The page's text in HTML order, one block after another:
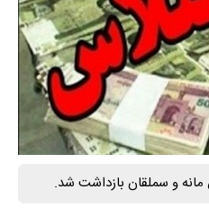
و سملقان بازداشت شد.